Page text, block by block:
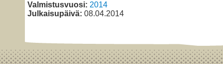
Valmistusvuosi: 2014
Julkaisupäivä: 08.04.2014